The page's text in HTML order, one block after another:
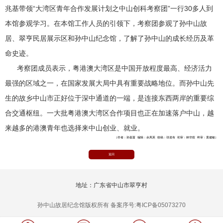
兆基带领“大湾区青年合作发展计划之中山创科考察团”一行30多人到
本馆参观学习。在本馆工作人员的引领下，考察团参观了孙中山故
居、翠亨民居展示区和孙中山纪念馆，了解了孙中山的成长经历及革
命史迹。
考察团成员表示，粤港澳大湾区是中国开放程度最高、经济活力
最强的区域之一，在国家发展大局中具有重要战略地位。而孙中山先
生的故乡中山市正好位于深中通道的一端，是连接东西两岸的重要综
合交通枢纽。一大批粤港澳大湾区合作项目也正在加速落户中山，越
来越多的港澳青年也选择来中山创业、就业。
（作者：孙嘉茵 编辑：佘凤英 校稿：张道有 初审：林华煊 终审：黄健敏）
返回
地址：广东省中山市翠亨村
孙中山故居纪念馆版权所有 备案序号:粤ICP备05073270